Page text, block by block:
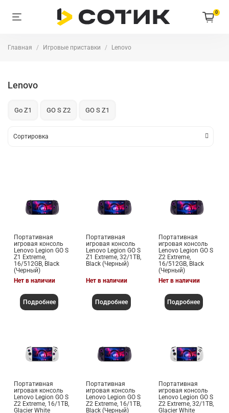
0
Главная Игровые приставки Lenovo
Lenovo
Go Z1 GO S Z2 GO S Z1
Портативная
игровая консоль
Lenovo Legion GO S
Z1 Extreme,
16/512GB, Black
(Черный)
Нет в наличии
Подробнее
Портативная
игровая консоль
Lenovo Legion GO S
Z1 Extreme, 32/1TB,
Black (Черный)
Нет в наличии
Подробнее
Портативная
игровая консоль
Lenovo Legion GO S
Z2 Extreme,
16/512GB, Black
(Черный)
Нет в наличии
Подробнее
Портативная
игровая консоль
Lenovo Legion GO S
Z2 Extreme, 16/1TB,
Glacier White
Портативная
игровая консоль
Lenovo Legion GO S
Z2 Extreme, 16/1TB,
Black (Черный)
Портативная
игровая консоль
Lenovo Legion GO S
Z2 Extreme, 32/1TB,
Glacier White